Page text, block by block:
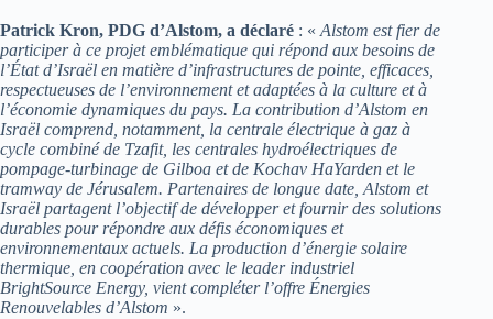
Patrick Kron, PDG d’Alstom, a déclaré : « Alstom est fier de
participer à ce projet emblématique qui répond aux besoins de
l’État d’Israël en matière d’infrastructures de pointe, efficaces,
respectueuses de l’environnement et adaptées à la culture et à
l’économie dynamiques du pays. La contribution d’Alstom en
Israël comprend, notamment, la centrale électrique à gaz à
cycle combiné de Tzafit, les centrales hydroélectriques de
pompage-turbinage de Gilboa et de Kochav HaYarden et le
tramway de Jérusalem. Partenaires de longue date, Alstom et
Israël partagent l’objectif de développer et fournir des solutions
durables pour répondre aux défis économiques et
environnementaux actuels. La production d’énergie solaire
thermique, en coopération avec le leader industriel
BrightSource Energy, vient compléter l’offre Énergies
Renouvelables d’Alstom ».